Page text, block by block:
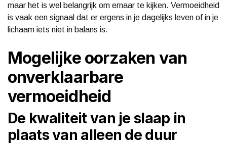
maar het is wel belangrijk om ernaar te kijken. Vermoeidheid
is vaak een signaal dat er ergens in je dagelijks leven of in je
lichaam iets niet in balans is.
Mogelijke oorzaken van
onverklaarbare
vermoeidheid
De kwaliteit van je slaap in
plaats van alleen de duur